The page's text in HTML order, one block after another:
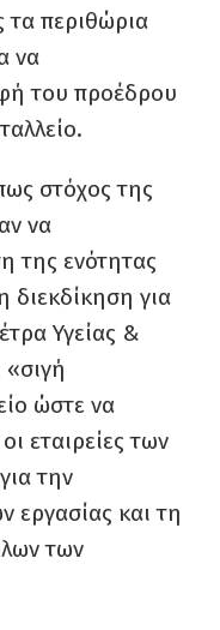
τα περιθώρια
να
του προέδρου
στόχος της
να
της ενότητας
για
Υγείας &
«σιγή
ώστε να
εταιρείες των
την
εργασίας και τη
των